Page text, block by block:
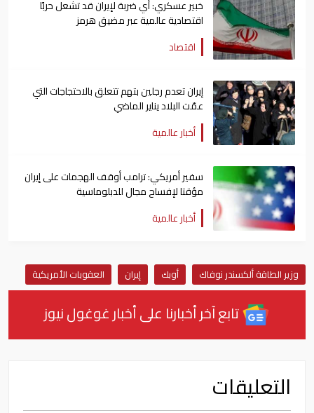
خبير عسكري: أي ضربة لإيران قد تشعل حربًا
اقتصادية عالمية عبر مضيق هرمز
اقتصاد
إيران تعدم رجلين بتهم تتعلق بالاحتجاجات التي
عمّت البلاد يناير الماضي
أخبار عالمية
سفير أمريكي: ترامب أوقف الهجمات على ​إيران
مؤقتا لإفساح مجال ​للدبلوماسية
أخبار عالمية
وزير الطاقة ألكسندر نوفاك أوبك إيران العقوبات الأمريكية
تابع آخر أخبارنا على أخبار غوغول نيوز
التعليقات